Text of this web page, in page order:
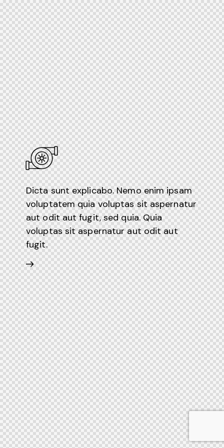
Dicta sunt explicabo. Nemo enim ipsam
voluptatem quia voluptas sit aspernatur
aut odit aut fugit, sed quia. Quia
voluptas sit aspernatur aut odit aut
fugit.